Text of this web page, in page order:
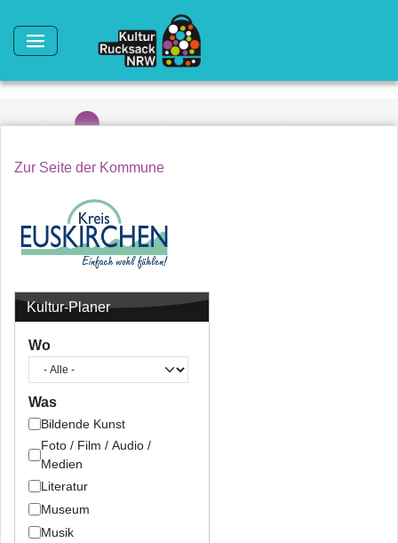
Zur Seite der Kommune
Kultur-Planer
Wo
Was
Bildende Kunst
Foto / Film / Audio /
Medien
Literatur
Museum
Musik